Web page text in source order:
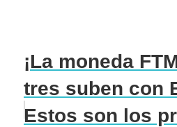
¡La moneda
tres suben con
Estos son los